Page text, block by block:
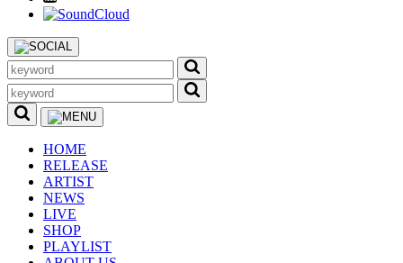
HOME
RELEASE
ARTIST
NEWS
LIVE
SHOP
PLAYLIST